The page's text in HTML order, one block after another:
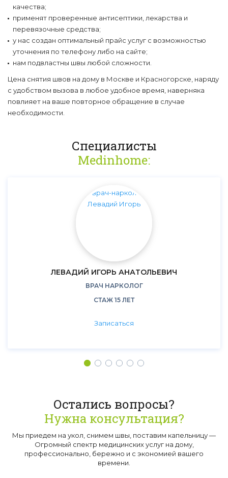
качества;
применят проверенные антисептики, лекарства и
перевязочные средства;
у нас создан оптимальный прайс услуг с возможностью
уточнения по телефону либо на сайте;
нам подвластны швы любой сложности.
Цена снятия швов на дому в Москве и Красногорске, наряду
с удобством вызова в любое удобное время, наверняка
повлияет на ваше повторное обращение в случае
необходимости.
Специалисты
Medinhome:
ЛЕВАДИЙ ИГОРЬ АНАТОЛЬЕВИЧ
ВРАЧ НАРКОЛОГ
СТАЖ 15 ЛЕТ
Записаться
Остались вопросы?
Нужна консультация?
Мы приедем на укол, снимем швы, поставим капельницу —
Огромный спектр медицинских услуг на дому,
профессионально, бережно и с экономией вашего
времени.